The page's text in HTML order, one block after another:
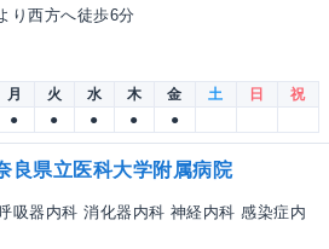
り西方へ徒歩6分
月 火 水 木 金 土 日
祝
● ● ● ● ●
良県立医科大学附属病院
吸器内科 消化器内科 神経内科 感染症内